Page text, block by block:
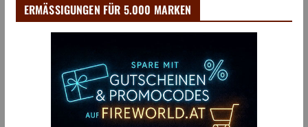
ERMÄSSIGUNGEN FÜR 5.000 MARKEN